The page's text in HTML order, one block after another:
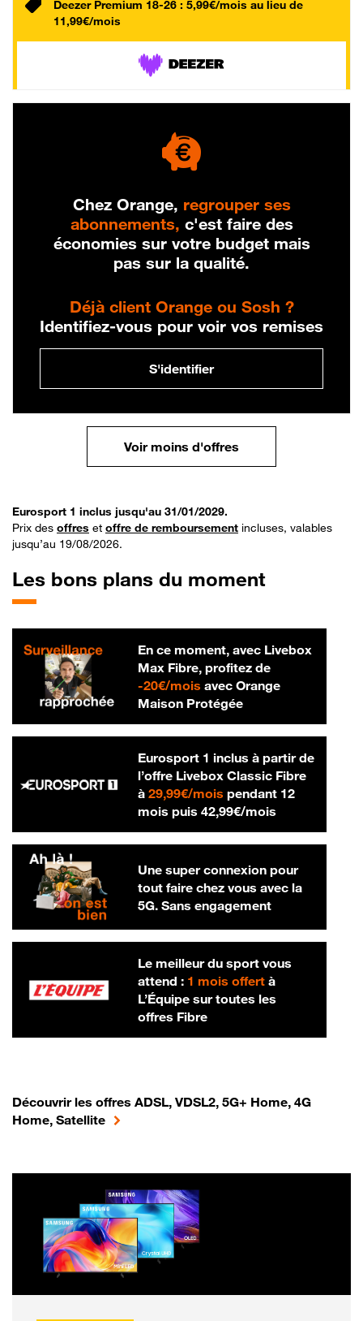
Deezer Premium 18-26 : 5,99€/mois au lieu de
11,99€/mois
Chez Orange, regrouper ses
abonnements, c'est faire des
économies sur votre budget mais
pas sur la qualité.
Déjà client Orange ou Sosh ?
Identifiez-vous pour voir vos remises
S'identifier
Voir moins d'offres
Eurosport 1 inclus jusqu'au 31/01/2029.
Prix des offres et offre de remboursement incluses, valables
jusqu’au 19/08/2026.
Les bons plans du moment
En ce moment, avec Livebox
Max Fibre, profitez de
-20€/mois20 € par mois
avec Orange
Maison Protégée
Eurosport 1 inclus à partir de
l’offre Livebox Classic Fibre
à 29,99€/mois29,99 € par mois
pendant 12
mois puis 42,99€/mois42,99 € par
Une super connexion pour
tout faire chez vous avec la
5G. Sans engagement
Le meilleur du sport vous
attend : 1 mois offertà
L’Équipe sur toutes les
offres Fibre
Découvrir les offres ADSL, VDSL2, 5G+ Home, 4G
Home, Satellite